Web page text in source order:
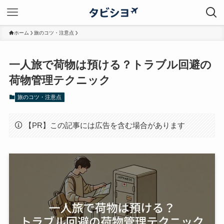
ホーム 旅のコツ・注意点
一人旅で荷物は預ける？トラブル回避の
荷物管理テクニック
旅のコツ・注意点
【PR】この記事には広告を含む場合があります